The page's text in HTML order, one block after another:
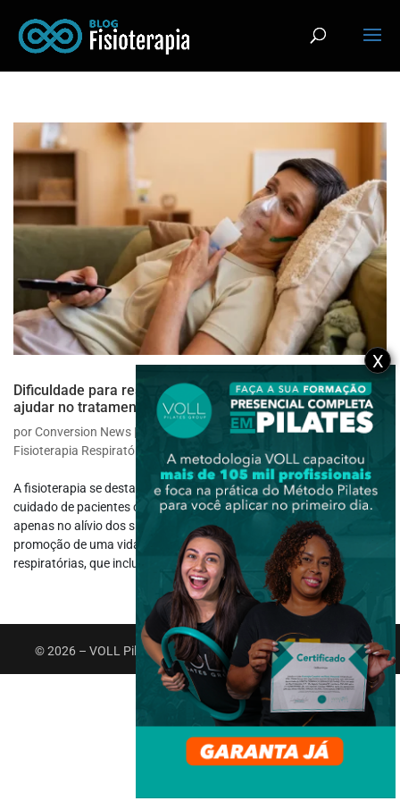
Dificuldade para respirar? Veja como a fisioterapia pode
ajudar no tratamento!
porConversion News | jan 20, 2025 Fisioterapia Específica ,
Fisioterapia Respiratória
A fisioterapia se destaca como uma abordagem indispensável no
cuidado de pacientes com dificuldade para respirar, ajudando não
apenas no alívio dos sintomas, mas também na recuperação e na
promoção de uma vida com mais qualidade. As doenças
respiratórias, que incluem...
© 2026 – VOLL Pilates Group. Todos os direitos reservados.
X